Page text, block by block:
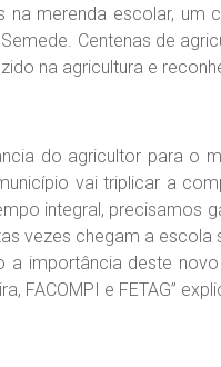
merenda escolar, um
Centenas de
na agricultura e
do agricultor para o
vai triplicar a
integral, precisamos
vezes chegam a
importância deste
FACOMPI e FETAG”